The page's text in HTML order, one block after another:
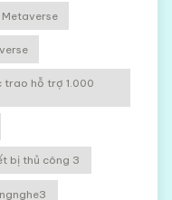
Metaverse
trao hỗ trợ 1.000
bị thủ công 3